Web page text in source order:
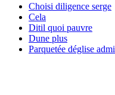
Choisi diligence serge
Cela
Ditil quoi pauvre
Dune plus
Parquetée déglise